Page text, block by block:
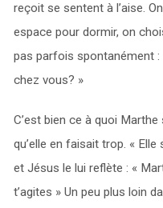
reçoit se sentent à l’aise.
espace pour dormir, on
pas parfois spontanément
chez vous? »
C’est bien ce à quoi
qu’elle en faisait trop. «
et Jésus le lui reflète : «
t’agites » Un peu plus loin